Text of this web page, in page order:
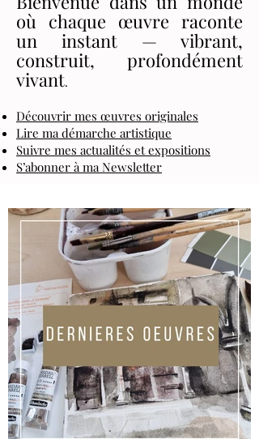
où chaque œuvre raconte
un instant — vibrant,
construit, profondément
vivant.
Découvrir mes œuvres originales
Lire ma démarche artistique
Suivre mes actualités et expositions
S’abonner à ma Newsletter